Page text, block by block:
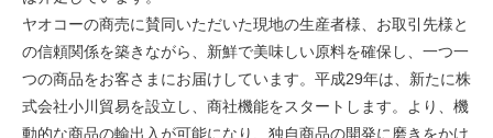
ヤオコーの商売に賛同いただいた現地の生産者様、お取引先様と
の信頼関係を築きながら、新鮮で美味しい原料を確保し、一つ一
つの商品をお客さまにお届けしています。平成29年は、新たに株
式会社小川貿易を設立し、商社機能をスタートします。より、機
動的な商品の輸出入が可能になり、独自商品の開発に磨きをかけ